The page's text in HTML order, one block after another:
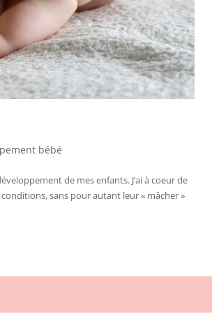
bébé
de mes enfants. J’ai à coeur de
sans pour autant leur « mâcher »